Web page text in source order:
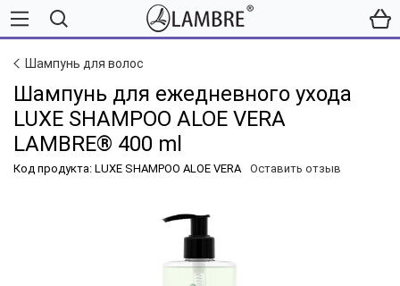
Шампунь для волос
Шампунь для ежедневного ухода
LUXE SHAMPOO ALOE VERA
LAMBRE® 400 ml
Код продукта: LUXE SHAMPOO ALOE VERA Оставить отзыв